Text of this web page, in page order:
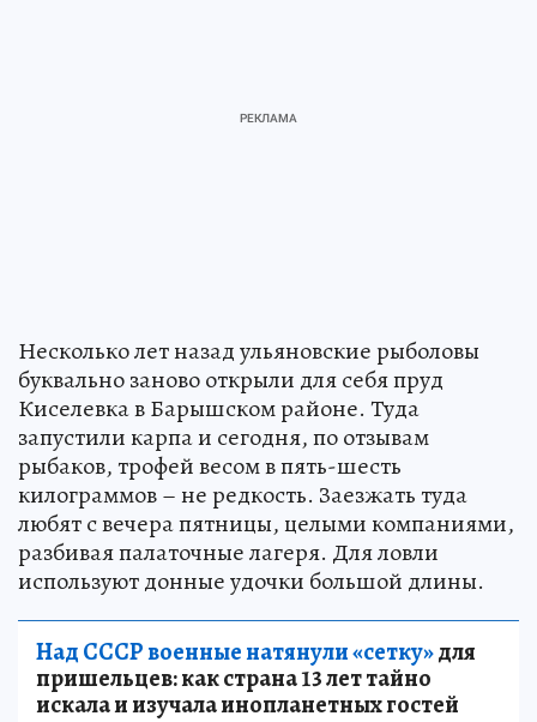
Несколько лет назад ульяновские рыболовы
буквально заново открыли для себя пруд
Киселевка в Барышском районе. Туда
запустили карпа и сегодня, по отзывам
рыбаков, трофей весом в пять-шесть
килограммов – не редкость. Заезжать туда
любят с вечера пятницы, целыми компаниями,
разбивая палаточные лагеря. Для ловли
используют донные удочки большой длины.
Над СССР военные натянули «сетку»для
пришельцев: как страна 13 лет тайно
искала и изучала инопланетных гостей